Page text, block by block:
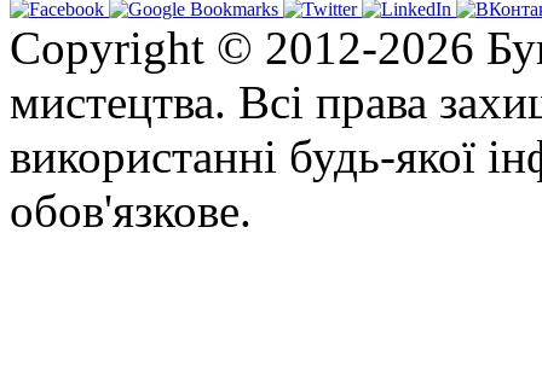
Copyright © 2012-2026
мистецтва. Всі права
використанні будь-якої
обов'язкове.